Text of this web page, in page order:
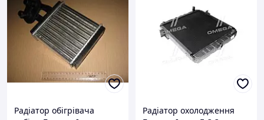
Радіатор обігрівача Радіатор охолодження